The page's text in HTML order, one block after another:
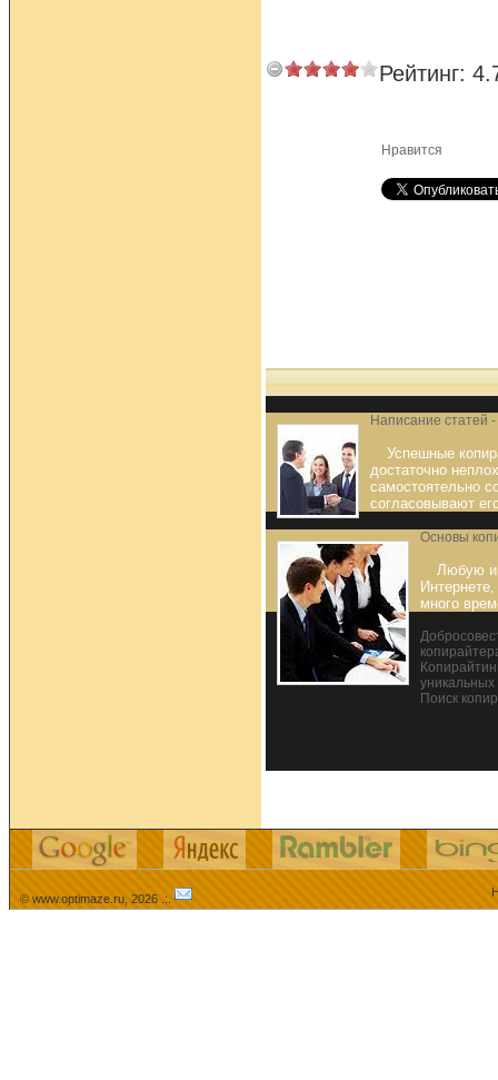
Рейтинг:
Нравится
Написание статей
Успешные
достаточно
самостоятельно
согласовывают
Основы
Любую
много
уникальных
Поиск
© www.optimaze.ru, 2026 .:.